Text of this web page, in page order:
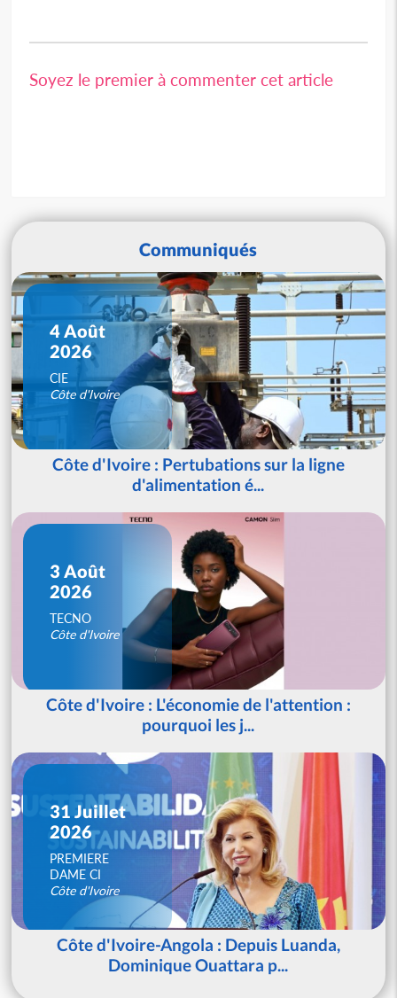
Soyez le premier à commenter cet article
Communiqués
4 Août
2026
CIE
Côte d'Ivoire
Côte d'Ivoire : Pertubations sur la ligne
d'alimentation é...
3 Août
2026
TECNO
Côte d'Ivoire
Côte d'Ivoire : L'économie de l'attention :
pourquoi les j...
31 Juillet
2026
PREMIERE
DAME CI
Côte d'Ivoire
Côte d'Ivoire-Angola : Depuis Luanda,
Dominique Ouattara p...